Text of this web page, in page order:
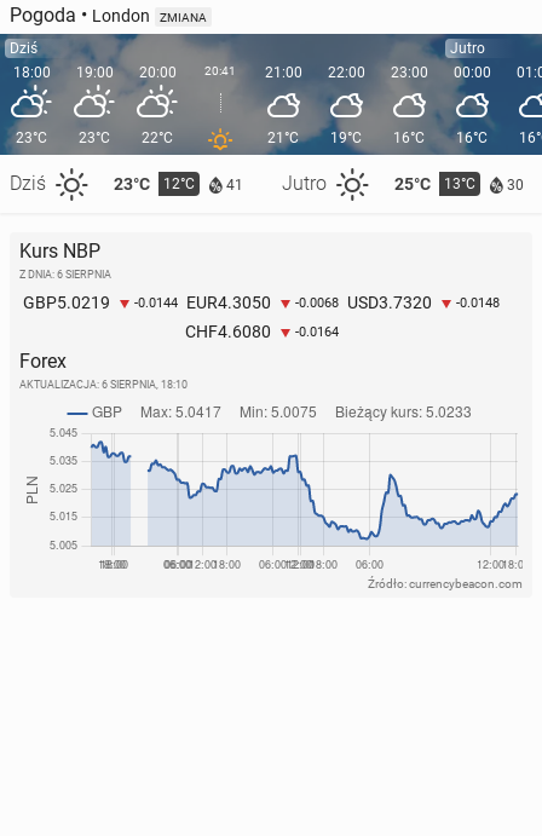
Pogoda • London ZMIANA
Dziś
18:00
23°C
Dziś 23°C 12°C 41 Jutro 25°C 13°C 30
19:00
23°C
20:00
22°C
20:41 21:00
21°C
22:00
19°C
23:00
16°C
Jutro
00:00
16°C
Kurs NBP
Z DNIA: 6 SIERPNIA
GBP5.0219 -0.0144 EUR4.3050 -0.0068 USD3.7320 -0.0148
CHF4.6080 -0.0164
Forex
AKTUALIZACJA: 6 SIERPNIA, 18:10
Źródło: currencybeacon.com